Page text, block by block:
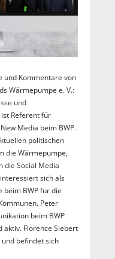
und Kommentare von
Wärmepumpe e. V.:
und
Referent für
Media beim BWP.
politischen
die Wärmepumpe,
die Social Media
sich als
beim BWP für die
Peter
beim BWP
aktiv. Florence Siebert
befindet sich